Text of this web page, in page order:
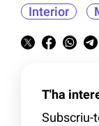
Interior
T'ha
Subscriu-